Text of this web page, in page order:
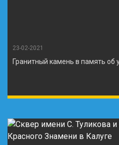
23-02-2021
Гранитный камень в память об